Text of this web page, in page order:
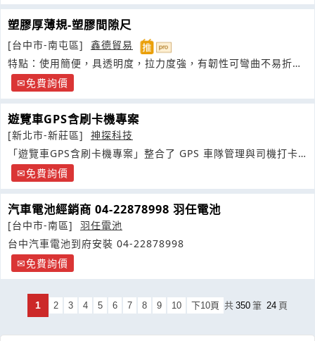
塑膠厚薄規-塑膠間隙尺
[台中市-南屯區]
鑫德貿易
特點：使用簡便，具透明度，拉力度強，有韌性可彎曲不易折
斷，避免測量物件刮傷
免費詢價
遊覽車GPS含刷卡機專案
[新北市-新莊區]
神探科技
「遊覽車GPS含刷卡機專案」整合了 GPS 車隊管理與司機打卡
系統免費詢價
汽車電池經銷商 04-22878998 羽任電池
[台中市-南區]
羽任電池
台中汽車電池到府安裝 04-22878998
免費詢價
1 2 3 4 5 6 7 8 9 10 下10頁 共 350 筆 24 頁